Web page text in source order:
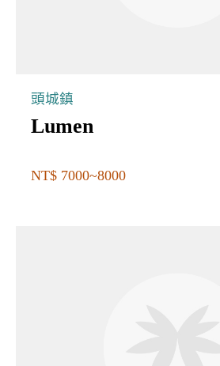
頭城鎮
Lumen
NT$ 7000~8000